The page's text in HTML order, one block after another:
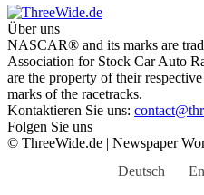
Über uns
NASCAR® and its marks are
Association for Stock Car Auto
are the property of their
marks of the racetracks.
Kontaktieren Sie uns:
Folgen Sie uns
© ThreeWide.de | Newspaper
Deutsch